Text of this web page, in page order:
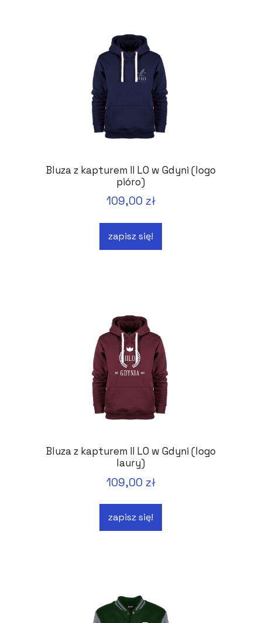
Bluza z kapturem II LO w Gdyni (logo
pióro)
109,00 zł
zapisz się!
Bluza z kapturem II LO w Gdyni (logo
laury)
109,00 zł
zapisz się!